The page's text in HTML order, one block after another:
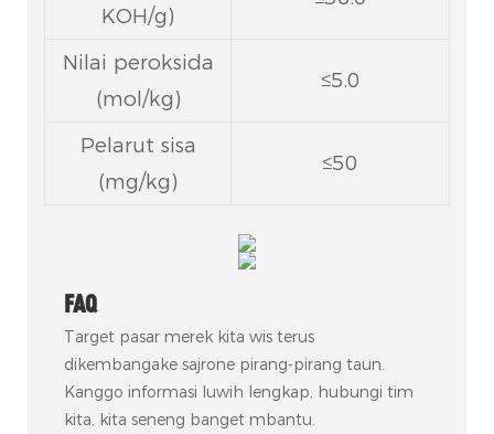
KOH/g)
Nilai peroksida
(mol/kg)
≤5.0
Pelarut sisa
(mg/kg)
≤50
FAQ
Target pasar merek kita wis terus
dikembangake sajrone pirang-pirang taun.
Kanggo informasi luwih lengkap, hubungi tim
kita, kita seneng banget mbantu.